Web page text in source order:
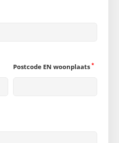
Postcode EN woonplaats *